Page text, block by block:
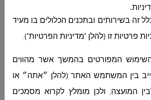
זה בשירותים ובתכנים הכלולים בו מעיד
פרטיות זו (להלן "מדיניות הפרטיות").
השימוש המפורטים בהמשך אשר מהווים
בין המשתמש האתר (להלן ״אתה״ או
המועצה, ולכן מומלץ לקרוא מסמכים